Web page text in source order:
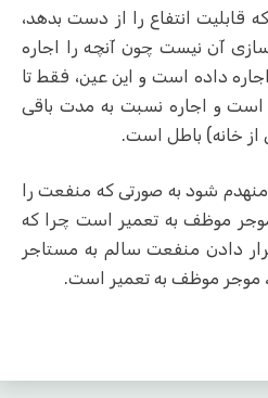
انتفاع را از دست بدهد،
آن نیست چون آنچه را اجاره
داده است و این عین، فقط تا
و اجاره نسبت به مدت باقی
از خانه) باطل است.
منهدم شود به صورتی که منفعت را
موظف به تعمیر است چرا که
دادن منفعت سالم به مستاجر
موظف به تعمیر است.